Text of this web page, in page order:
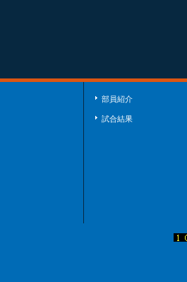
部員紹介
試合結果